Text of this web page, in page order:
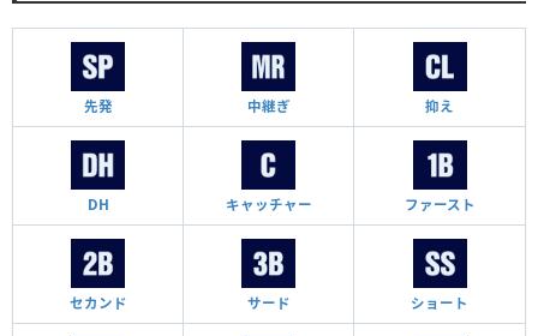
先発 中継ぎ 抑え
DH キャッチャー ファースト
セカンド サード ショート